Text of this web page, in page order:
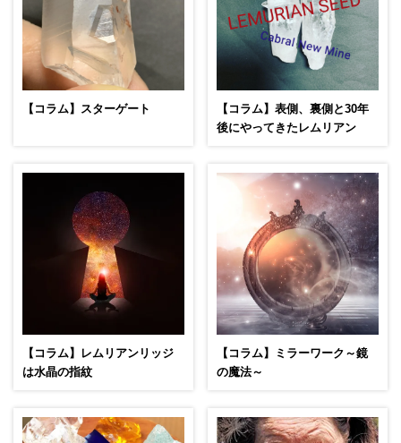
【コラム】スターゲート
【コラム】表側、裏側と30年
後にやってきたレムリアン
【コラム】レムリアンリッジ
は水晶の指紋
【コラム】ミラーワーク～鏡
の魔法～